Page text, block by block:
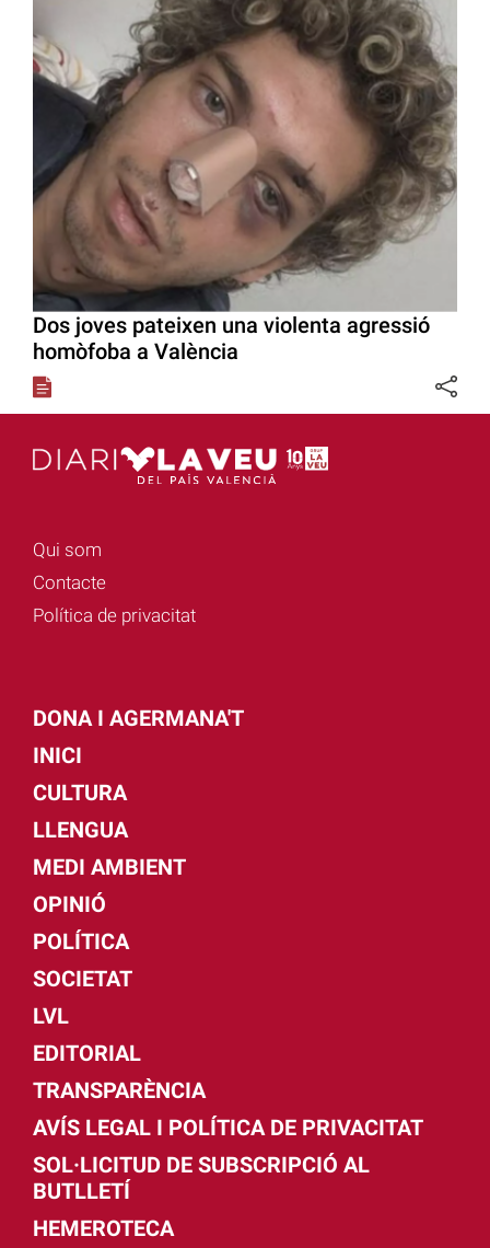
Dos joves pateixen una violenta agressió
homòfoba a València
Qui som
Contacte
Política de privacitat
DONA I AGERMANA'T
INICI
CULTURA
LLENGUA
MEDI AMBIENT
OPINIÓ
POLÍTICA
SOCIETAT
LVL
EDITORIAL
TRANSPARÈNCIA
AVÍS LEGAL I POLÍTICA DE PRIVACITAT
SOL·LICITUD DE SUBSCRIPCIÓ AL
BUTLLETÍ
HEMEROTECA